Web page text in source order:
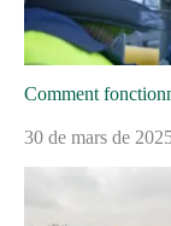
Comment
30 de mars de